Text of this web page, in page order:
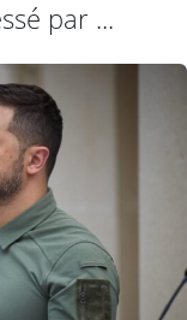
par ...